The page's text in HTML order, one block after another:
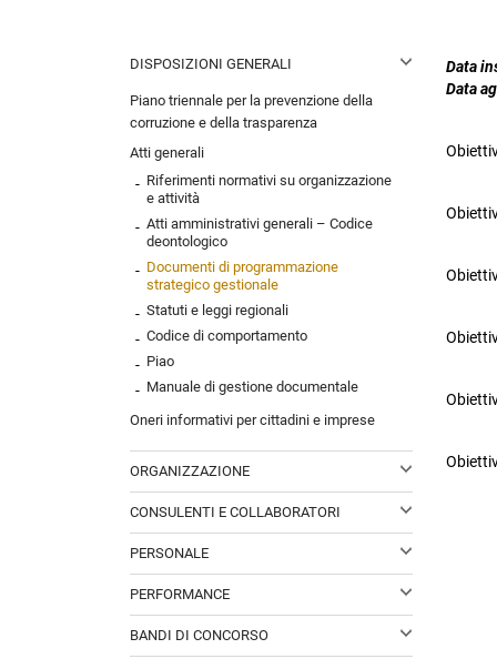
DISPOSIZIONI GENERALI
Piano triennale per la prevenzione della
corruzione e della trasparenza
Atti generali
Riferimenti normativi su organizzazione
e attività
Atti amministrativi generali – Codice
deontologico
Documenti di programmazione
strategico gestionale
Statuti e leggi regionali
Codice di comportamento
Piao
Manuale di gestione documentale
Oneri informativi per cittadini e imprese
ORGANIZZAZIONE
Titolari di incarichi politici, di
amministrazione, di direzione o di governo
Rendiconti gruppi consiliari
regionali/provinciali
CONSULENTI E COLLABORATORI
Titolari di incarichi di collaborazione o
consulenza
PERSONALE
Titolari di incarichi dirigenziali
amministrativi di vertice
PERFORMANCE
Sistema di misurazione e valutazione della
performance
BANDI DI CONCORSO
Bandi di concorso
Data
Data